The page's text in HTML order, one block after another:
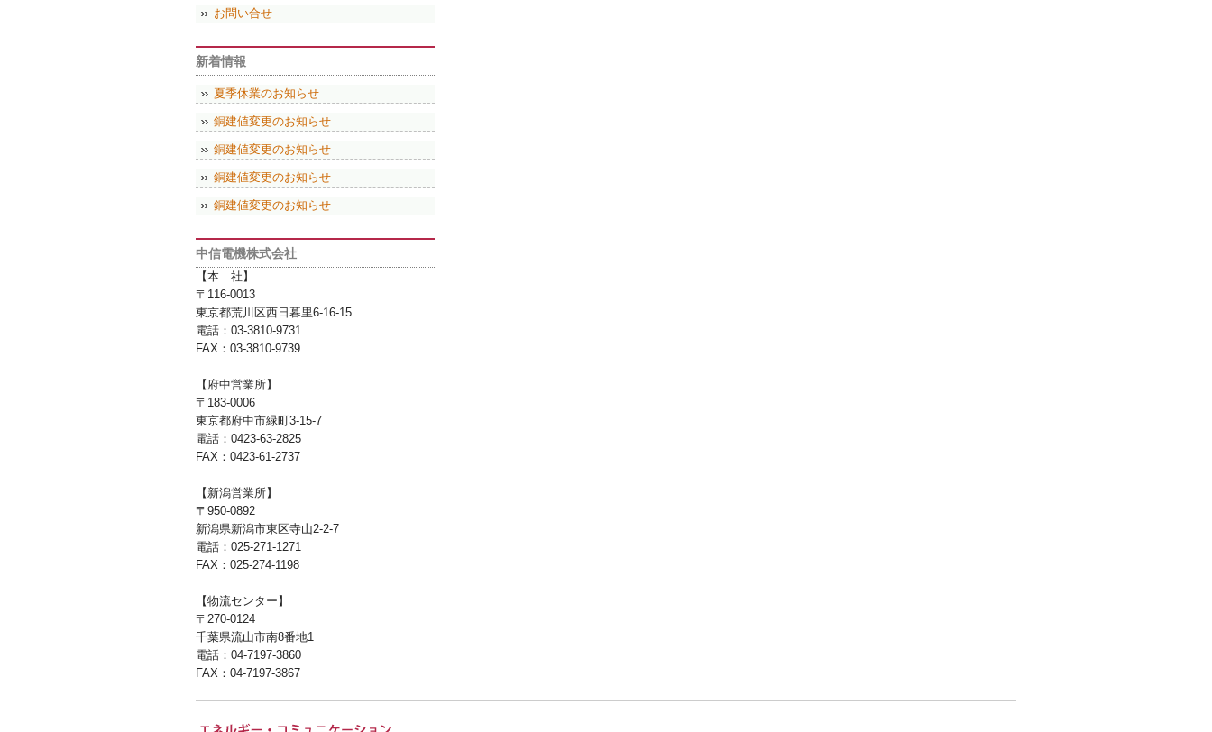
お問い合せ
新着情報
夏季休業のお知らせ
銅建値変更のお知らせ
銅建値変更のお知らせ
銅建値変更のお知らせ
銅建値変更のお知らせ
中信電機株式会社
【本 社】
〒116-0013
東京都荒川区西日暮里6-16-15
電話：03-3810-9731
FAX：03-3810-9739
【府中営業所】
〒183-0006
東京都府中市緑町3-15-7
電話：0423-63-2825
FAX：0423-61-2737
【新潟営業所】
〒950-0892
新潟県新潟市東区寺山2-2-7
電話：025-271-1271
FAX：025-274-1198
【物流センター】
〒270-0124
千葉県流山市南8番地1
電話：04-7197-3860
FAX：04-7197-3867